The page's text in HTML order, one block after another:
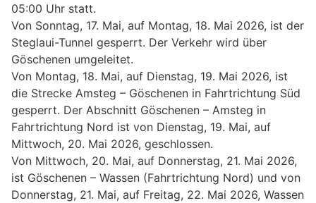
05:00 Uhr statt.
Von Sonntag, 17. Mai, auf Montag, 18. Mai 2026, ist der
Steglaui-Tunnel gesperrt. Der Verkehr wird über
Göschenen umgeleitet.
Von Montag, 18. Mai, auf Dienstag, 19. Mai 2026, ist
die Strecke Amsteg – Göschenen in Fahrtrichtung Süd
gesperrt. Der Abschnitt Göschenen – Amsteg in
Fahrtrichtung Nord ist von Dienstag, 19. Mai, auf
Mittwoch, 20. Mai 2026, geschlossen.
Von Mittwoch, 20. Mai, auf Donnerstag, 21. Mai 2026,
ist Göschenen – Wassen (Fahrtrichtung Nord) und von
Donnerstag, 21. Mai, auf Freitag, 22. Mai 2026, Wassen